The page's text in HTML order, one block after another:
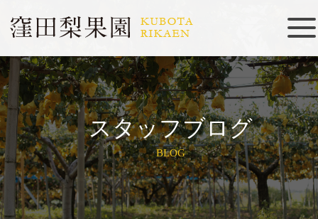
スタッフブログ
BLOG